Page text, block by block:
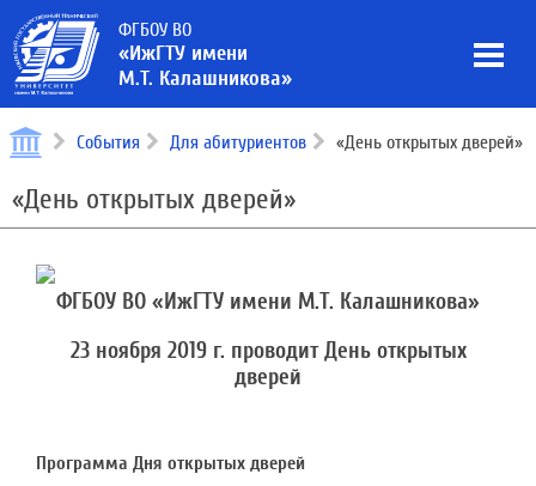
ФГБОУ ВО
«ИжГТУ имени
М.Т. Калашникова»
События Для абитуриентов «День открытых дверей»
«День открытых дверей»
ФГБОУ ВО «ИжГТУ имени М.Т. Калашникова»
23 ноября 2019 г. проводит День открытых
дверей
Программа Дня открытых дверей